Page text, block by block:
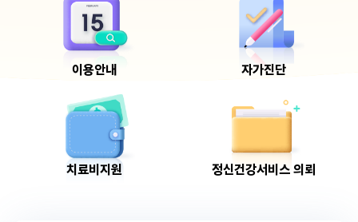
이용안내 자가진단
치료비지원 정신건강서비스 의뢰